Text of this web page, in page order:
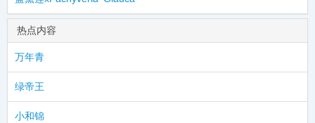
热点内容
万年青
绿帝王
小和锦